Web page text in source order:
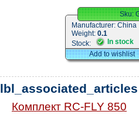
Sku:
Manufacturer: China
Weight: 0.1
Stock:
In stock
Add to wishlist
lbl_associated_articles
Комплект RC-FLY 850